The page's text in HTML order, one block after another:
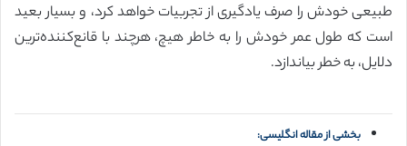
طبیعی خودش را صرف یادگیری از تجربیات خواهد کرد، و بسیار بعید
است که طول عمر خودش را به خاطر هیچ، هرچند با قانع‌کننده‌ترین
دلایل، به خطر بیاندازد.
بخشی از مقاله انگلیسی: